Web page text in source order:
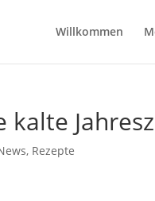
Willkommen
kalte
, Rezepte